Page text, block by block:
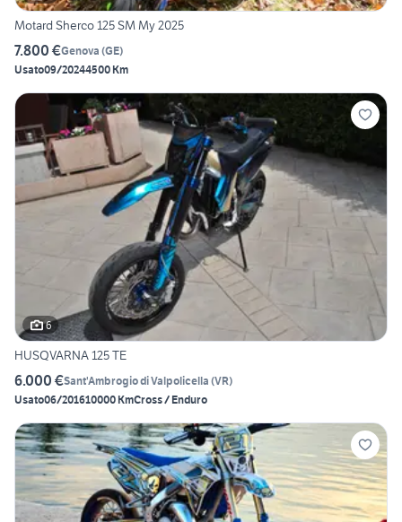
Motard Sherco 125 SM My 2025
7.800 €Genova (GE)
Usato09/20244500 Km
6
HUSQVARNA 125 TE
6.000 €Sant'Ambrogio di Valpolicella (VR)
Usato06/201610000 KmCross / Enduro